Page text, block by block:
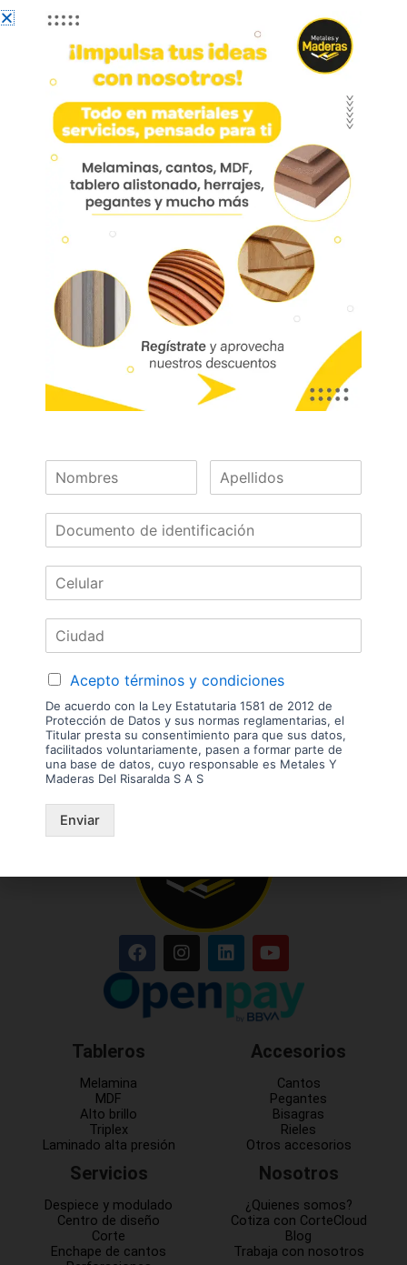
Pata 697 Acero 201 6cm
Ø50mm Con Nivelador
Pata 697 Acero 201 6cm Ø50mm Con Nivelador
Hpa697-06
Aplicación: Escritorios, comedor, centros de
entretenimiento, cocina, mueble de baño, oficina
Código:
04593
Referencia:
HPA697-06
Las imágenes mostradas son de referencia y los colores podrían variar
en físico. Los costos de envío son variables y serán asumidos por el
comprador. No incluye servicios como corte, cantos o enchape. Sólo
Nuestras
Marcas
Tableros
Melamina
MDF
Alto brillo
Triplex
Laminado alta presión
Servicios
Despiece y modulado
Centro de diseño
Corte
Enchape de cantos
Accesorios
Cantos
Pegantes
Bisagras
Rieles
Otros accesorios
Nosotros
¿Quienes somos?
Cotiza con CorteCloud
Blog
Trabaja con nosotros
Acepto términos y condiciones
De acuerdo con la Ley Estatutaria 1581 de 2012 de
Protección de Datos y sus normas reglamentarias, el
Titular presta su consentimiento para que sus datos,
facilitados voluntariamente, pasen a formar parte de
una base de datos, cuyo responsable es Metales Y
Maderas Del Risaralda S A S
Enviar